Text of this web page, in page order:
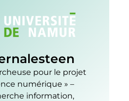
pour le projet
numérique » –
information,